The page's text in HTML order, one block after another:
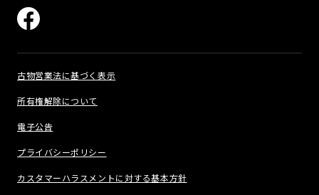
古物営業法に基づく表示
所有権解除について
電子公告
プライバシーポリシー
カスタマーハラスメントに対する基本方針